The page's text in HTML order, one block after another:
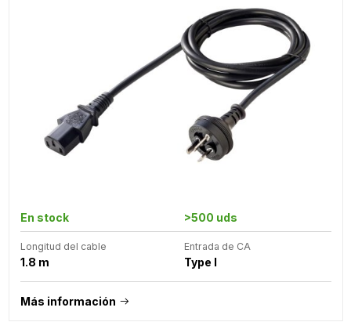
En stock >500 uds
Longitud del cable
1.8 m
Entrada de CA
Type I
Más información